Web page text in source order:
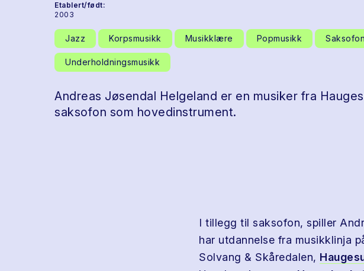
Etablert/født:
2003
Jazz Korpsmusikk Musikklære Popmusikk Saksofon
Underholdningsmusikk
Andreas Jøsendal Helgeland er en musiker fra
saksofon som hovedinstrument.
I tillegg til saksofon, spiller
har utdannelse fra musikklinja
Solvang & Skåredalen,